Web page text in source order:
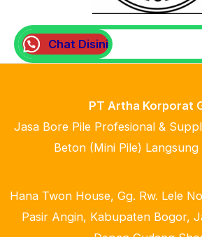
Chat Disini
PT Artha Korporat
Jasa Bore Pile Profesional &
Beton (Mini Pile)
Hana Twon House, Gg. Rw. Lele
Pasir Angin, Kabupaten Bogor,